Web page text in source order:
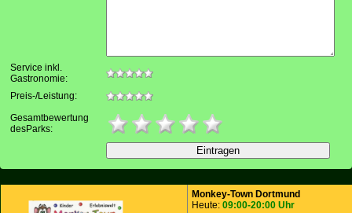
Service inkl.
Gastronomie:
Preis-/Leistung:
Gesamtbewertung
desParks:
Monkey-Town Dortmund
Heute: 09:00-20:00 Uhr